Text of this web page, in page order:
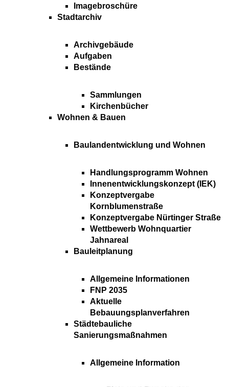
Imagebroschüre
Stadtarchiv
Archivgebäude
Aufgaben
Bestände
Sammlungen
Kirchenbücher
Wohnen & Bauen
Baulandentwicklung und Wohnen
Handlungsprogramm Wohnen
Innenentwicklungskonzept (IEK)
Konzeptvergabe
Kornblumenstraße
Konzeptvergabe Nürtinger Straße
Wettbewerb Wohnquartier
Jahnareal
Bauleitplanung
Allgemeine Informationen
FNP 2035
Aktuelle
Bebauungsplanverfahren
Städtebauliche
Sanierungsmaßnahmen
Allgemeine Information